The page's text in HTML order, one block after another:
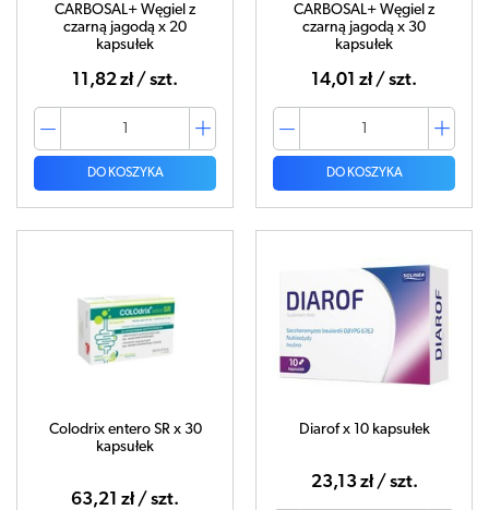
CARBOSAL+ Węgiel z
czarną jagodą x 20
kapsułek
11,82 zł / szt.
DO KOSZYKA
CARBOSAL+ Węgiel z
czarną jagodą x 30
kapsułek
14,01 zł / szt.
DO KOSZYKA
Colodrix entero SR x 30
kapsułek
63,21 zł / szt.
Diarof x 10 kapsułek
23,13 zł / szt.